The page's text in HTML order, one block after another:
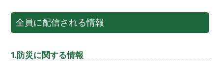
全員に配信される情報
1.防災に関する情報